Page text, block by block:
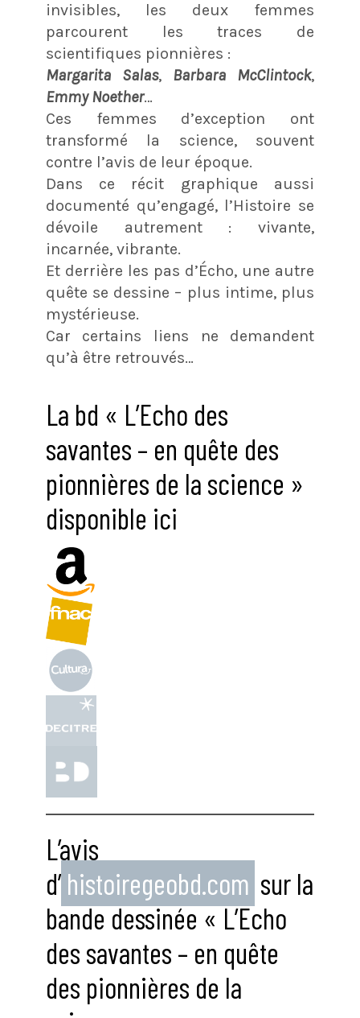
invisibles, les deux femmes
parcourent les traces de
scientifiques pionnières :
Margarita Salas, Barbara McClintock,
Emmy Noether…
Ces femmes d’exception ont
transformé la science, souvent
contre l’avis de leur époque.
Dans ce récit graphique aussi
documenté qu’engagé, l’Histoire se
dévoile autrement : vivante,
incarnée, vibrante.
Et derrière les pas d’Écho, une autre
quête se dessine – plus intime, plus
mystérieuse.
Car certains liens ne demandent
qu’à être retrouvés…
La bd « L’Echo des
savantes – en quête des
pionnières de la science »
disponible ici
L’avis
d’ histoiregeobd.com sur la
bande dessinée « L’Echo
des savantes – en quête
des pionnières de la